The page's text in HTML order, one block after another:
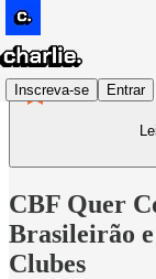
Inscreva-se Entrar
CBF Quer
Brasileirão e
Clubes